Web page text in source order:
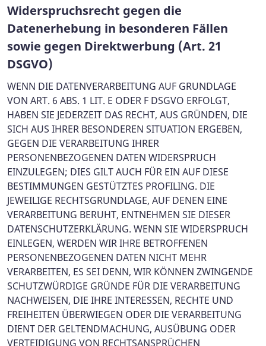
Widerspruchsrecht gegen die
Datenerhebung in besonderen Fällen
sowie gegen Direktwerbung (Art. 21
DSGVO)
WENN DIE DATENVERARBEITUNG AUF GRUNDLAGE
VON ART. 6 ABS. 1 LIT. E ODER F DSGVO ERFOLGT,
HABEN SIE JEDERZEIT DAS RECHT, AUS GRÜNDEN, DIE
SICH AUS IHRER BESONDEREN SITUATION ERGEBEN,
GEGEN DIE VERARBEITUNG IHRER
PERSONENBEZOGENEN DATEN WIDERSPRUCH
EINZULEGEN; DIES GILT AUCH FÜR EIN AUF DIESE
BESTIMMUNGEN GESTÜTZTES PROFILING. DIE
JEWEILIGE RECHTSGRUNDLAGE, AUF DENEN EINE
VERARBEITUNG BERUHT, ENTNEHMEN SIE DIESER
DATENSCHUTZERKLÄRUNG. WENN SIE WIDERSPRUCH
EINLEGEN, WERDEN WIR IHRE BETROFFENEN
PERSONENBEZOGENEN DATEN NICHT MEHR
VERARBEITEN, ES SEI DENN, WIR KÖNNEN ZWINGENDE
SCHUTZWÜRDIGE GRÜNDE FÜR DIE VERARBEITUNG
NACHWEISEN, DIE IHRE INTERESSEN, RECHTE UND
FREIHEITEN ÜBERWIEGEN ODER DIE VERARBEITUNG
DIENT DER GELTENDMACHUNG, AUSÜBUNG ODER
VERTEIDIGUNG VON RECHTSANSPRÜCHEN